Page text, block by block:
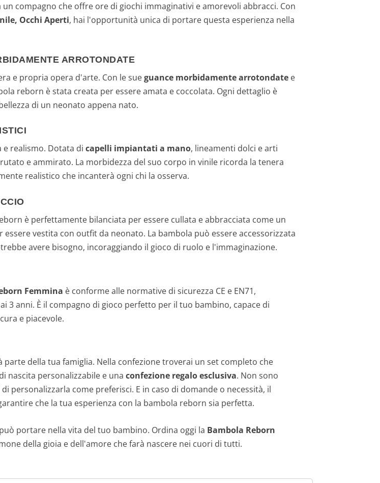
compagno che offre ore di giochi immaginativi e amorevoli abbracci. Con
Occhi Aperti, hai l'opportunità unica di portare questa esperienza nella
ARROTONDATE
e propria opera d'arte. Con le sueguance morbidamente arrotondate e
reborn è stata creata per essere amata e coccolata. Ogni dettaglio è
di un neonato appena nato.
realismo. Dotata di capelli impiantati a mano, lineamenti dolci e arti
e ammirato. La morbidezza del suo corpo in vinile ricorda la tenera
realistico che incanterà ogni chi la osserva.
è perfettamente bilanciata per essere cullata e abbracciata come un
vestita con outfit da neonato. La bambola può essere accessorizzata
avere bisogno, incoraggiando il gioco di ruolo e l'immaginazione.
Femmina è conforme alle normative di sicurezza CE e EN71,
3 anni. È il compagno di gioco perfetto per il tuo bambino, capace di
e piacevole.
della tua famiglia. Nella confezione troverai un set completo che
nascita personalizzabile e una confezione regalo esclusiva. Non sono
personalizzarla come preferisci. E in caso di domande o necessità, il
che la tua esperienza con la bambola reborn sia perfetta.
portare nella vita del tuo bambino. Ordina oggi la Bambola Reborn
della gioia e dell'amore che farà nascere nei cuori di tutti.